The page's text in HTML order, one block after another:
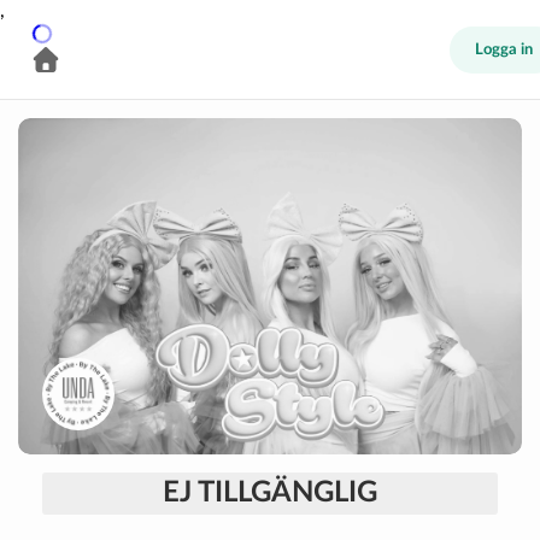
Logga in
EJ TILLGÄNGLIG
,